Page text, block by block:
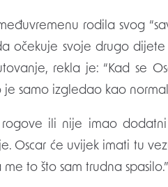
rodila svog
očekuje svoje drugo
rekla je: “Kad se
je samo izgledao kao
rogove ili nije imao
Oscar će uvijek imati tu
to što sam trudna